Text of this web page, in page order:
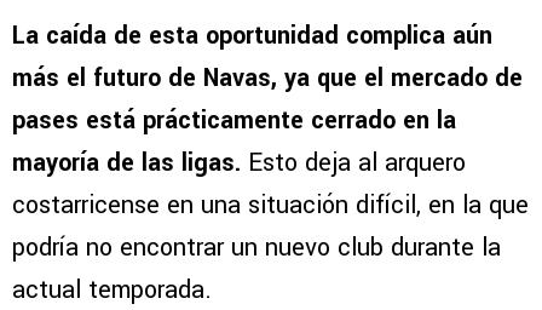
La caída de esta oportunidad complica aún
más el futuro de Navas, ya que el mercado de
pases está prácticamente cerrado en la
mayoría de las ligas. Esto deja al arquero
costarricense en una situación difícil, en la que
podría no encontrar un nuevo club durante la
actual temporada.